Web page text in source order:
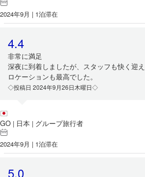
2024年9月 | 1泊滞在
4.4
非常に満足
深夜に到着しましたが、スタッフも快く迎え
ロケーションも最高でした。
◇投稿日 2024年9月26日木曜日◇
GO | 日本 | グループ旅行者
2024年9月 | 1泊滞在
5.0